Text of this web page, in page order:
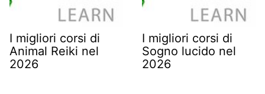
I migliori corsi di
Animal Reiki nel
2026
I migliori corsi di
Sogno lucido nel
2026